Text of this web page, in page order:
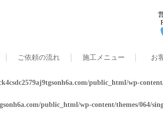
ご依頼の流れ 施工メニュー お
public_html/wp-content/themes/064/
pck4csdc2579aj9tgsonh6a.com/public_html/wp-
public_html/wp-content/themes/064/
public_html/wp-
public_html/wp-content/themes/064/